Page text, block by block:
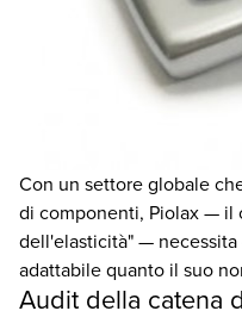
Con un settore globale
di componenti, Piolax — il
dell'elasticità" —
adattabile quanto il suo
Audit della catena